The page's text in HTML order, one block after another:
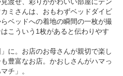
渡せ、彩りがかわいい部屋にテン
ミさんは、おもわずベッドダイビ
ベッドへの着地の瞬間の一枚が撮
こういう1枚があると伝わりやす
に。お店のお母さんが親切で楽し
豊富なお店。かおしさんがハマっ
チ」。